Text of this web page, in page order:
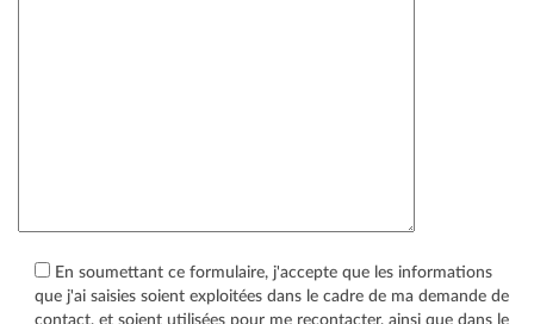
En soumettant ce formulaire, j'accepte que les informations
que j'ai saisies soient exploitées dans le cadre de ma demande de